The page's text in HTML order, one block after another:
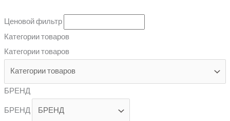
Ценовой фильтр
Категории товаров
Категории товаров
БРЕНД
БРЕНД